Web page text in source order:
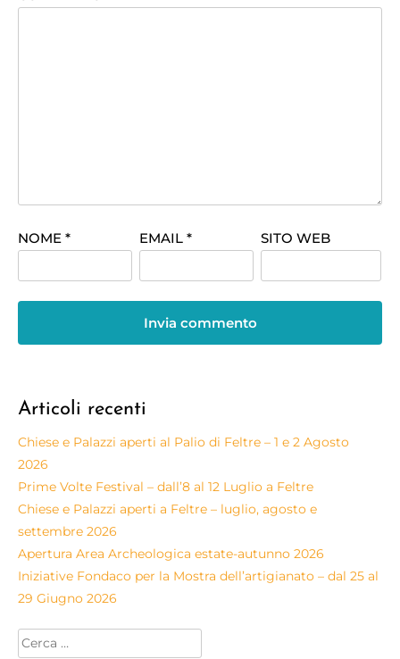
NOME * EMAIL * SITO WEB
Articoli recenti
Chiese e Palazzi aperti al Palio di Feltre – 1 e 2 Agosto
2026
Prime Volte Festival – dall’8 al 12 Luglio a Feltre
Chiese e Palazzi aperti a Feltre – luglio, agosto e
settembre 2026
Apertura Area Archeologica estate-autunno 2026
Iniziative Fondaco per la Mostra dell’artigianato – dal 25 al
29 Giugno 2026